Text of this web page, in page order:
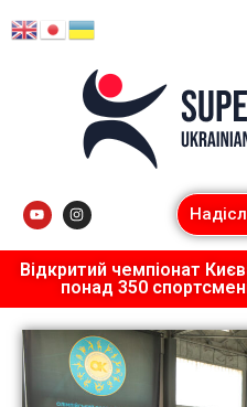
Відкритий чемпіонат
понад 350